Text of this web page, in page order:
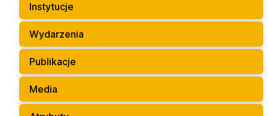
Instytucje
Wydarzenia
Publikacje
Media